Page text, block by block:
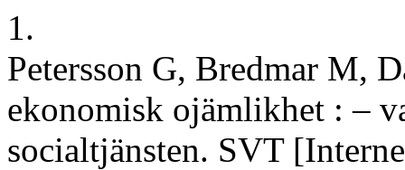
1.
Petersson G, Bredmar M,
ekonomisk ojämlikhet : –
socialtjänsten. SVT